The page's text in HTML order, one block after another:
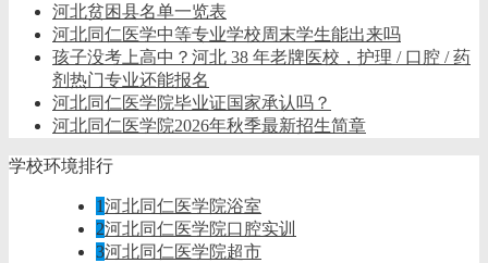
河北贫困县名单一览表
河北同仁医学中等专业学校周末学生能出来吗
孩子没考上高中？河北 38 年老牌医校，护理 / 口腔 / 药
剂热门专业还能报名
河北同仁医学院毕业证国家承认吗？
河北同仁医学院2026年秋季最新招生简章
学校环境排行
1河北同仁医学院浴室
2河北同仁医学院口腔实训
3河北同仁医学院超市